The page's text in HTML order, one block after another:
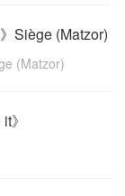
Siège (Matzor)
(Matzor)
》